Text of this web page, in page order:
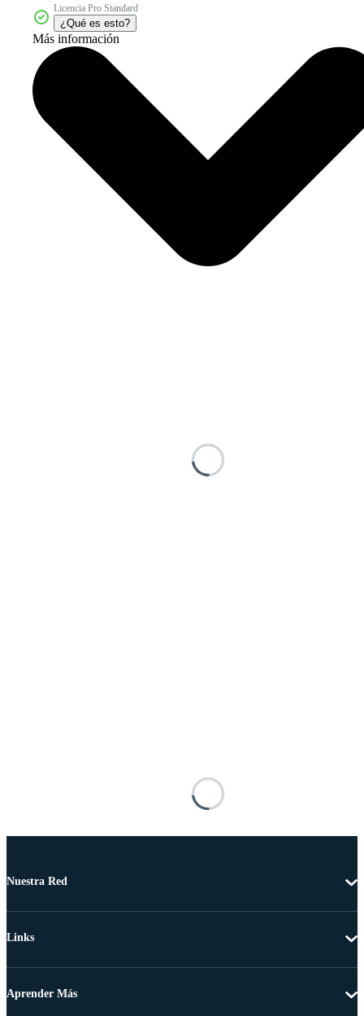
Licencia Pro Standard
¿Qué es esto?
Más información
Nuestra Red
Links
Aprender Más